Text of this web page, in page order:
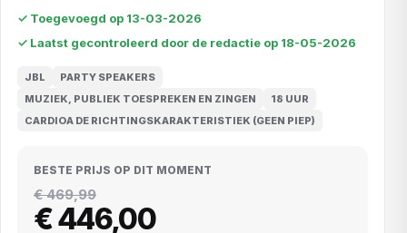
✓ Toegevoegd op 13-03-2026
✓ Laatst gecontroleerd door de redactie op 18-05-2026
JBL
PARTY SPEAKERS
MUZIEK, PUBLIEK TOESPREKEN EN ZINGEN
18 UUR
CARDIOA DE RICHTINGSKARAKTERISTIEK (GEEN PIEP)
BESTE PRIJS OP DIT MOMENT
€ 469,99
€ 446,00